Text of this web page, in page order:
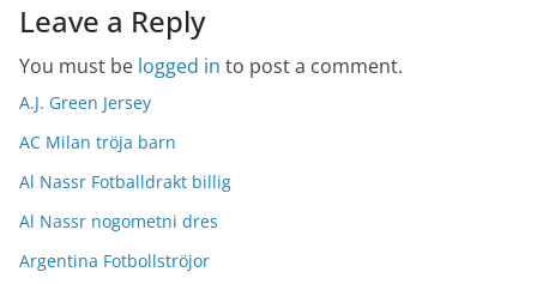
Leave a Reply
You must be logged in to post a comment.
A.J. Green Jersey
AC Milan tröja barn
Al Nassr Fotballdrakt billig
Al Nassr nogometni dres
Argentina Fotbollströjor